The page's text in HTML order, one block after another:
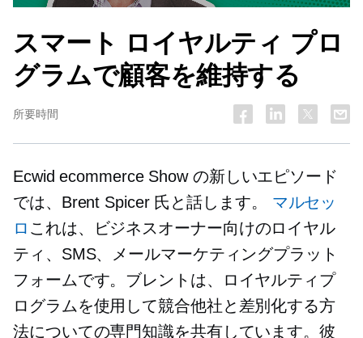
スマート ロイヤルティ プロ
グラムで顧客を維持する
所要時間
Ecwid ecommerce Show の新しいエピソード
では、Brent Spicer 氏と話します。 マルセッ
ロ これは、ビジネスオーナー向けのロイヤル
ティ、SMS、メールマーケティングプラット
フォームです。ブレントは、ロイヤルティプ
ログラムを使用して競合他社と差別化する方
法についての専門知識を共有しています。彼